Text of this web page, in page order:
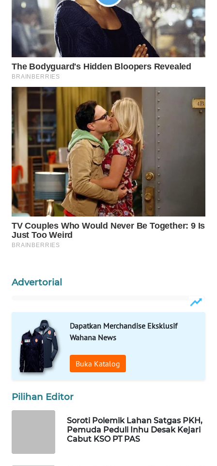
Advertorial
Dapatkan Merchandise Eksklusif
Wahana News
Buka Katalog
Pilihan Editor
Soroti Polemik Lahan Satgas PKH,
Pemuda Peduli Inhu Desak Kejari
Cabut KSO PT PAS
WAHANA
SELEB
WAHANA
PERSONA
WAHANA
WAHANA
HEALTH
WAHANA
DESA
WISATA
LAPAK
WAHANA
Wahana
KONSUMEN
KELISTRIKAN
WALINKI
ID
ID